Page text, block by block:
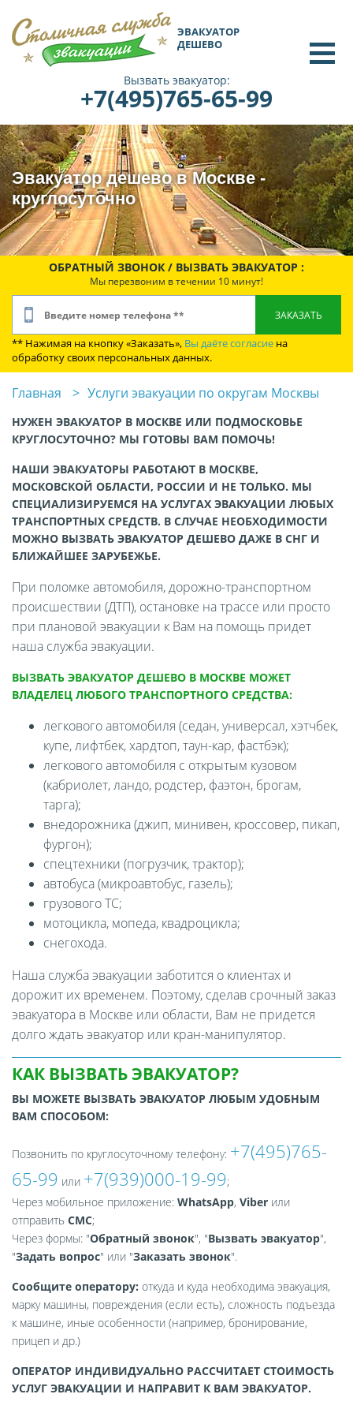
ЭВАКУАТОР
ДЕШЕВО
Вызвать эвакуатор:
+7(495)765-65-99
Эвакуатор дешево в Москве -
круглосуточно
ОБРАТНЫЙ ЗВОНОК / ВЫЗВАТЬ ЭВАКУАТОР :
Мы перезвоним в течении 10 минут!
** Нажимая на кнопку «Заказать», Вы даёте согласие на
обработку своих персональных данных.
Главная Услуги эвакуации по округам Москвы
НУЖЕН ЭВАКУАТОР В МОСКВЕ ИЛИ ПОДМОСКОВЬЕ
КРУГЛОСУТОЧНО? МЫ ГОТОВЫ ВАМ ПОМОЧЬ!
НАШИ ЭВАКУАТОРЫ РАБОТАЮТ В МОСКВЕ,
МОСКОВСКОЙ ОБЛАСТИ, РОССИИ И НЕ ТОЛЬКО. МЫ
СПЕЦИАЛИЗИРУЕМСЯ НА УСЛУГАХ ЭВАКУАЦИИ ЛЮБЫХ
ТРАНСПОРТНЫХ СРЕДСТВ. В СЛУЧАЕ НЕОБХОДИМОСТИ
МОЖНО ВЫЗВАТЬ ЭВАКУАТОР ДЕШЕВО ДАЖЕ В СНГ И
БЛИЖАЙШЕЕ ЗАРУБЕЖЬЕ.
При поломке автомобиля, дорожно-транспортном
происшествии (ДТП), остановке на трассе или просто
при плановой эвакуации к Вам на помощь придет
наша служба эвакуации.
ВЫЗВАТЬ ЭВАКУАТОР ДЕШЕВО В МОСКВЕ МОЖЕТ
ВЛАДЕЛЕЦ ЛЮБОГО ТРАНСПОРТНОГО СРЕДСТВА:
легкового автомобиля (седан, универсал, хэтчбек,
купе, лифтбек, хардтоп, таун-кар, фастбэк);
легкового автомобиля с открытым кузовом
(кабриолет, ландо, родстер, фаэтон, брогам,
тарга);
внедорожника (джип, минивен, кроссовер, пикап,
фургон);
спецтехники (погрузчик, трактор);
автобуса (микроавтобус, газель);
грузового ТС;
мотоцикла, мопеда, квадроцикла;
снегохода.
Наша служба эвакуации заботится о клиентах и
дорожит их временем. Поэтому, сделав срочный заказ
эвакуатора в Москве или области, Вам не придется
долго ждать эвакуатор или кран-манипулятор.
КАК ВЫЗВАТЬ ЭВАКУАТОР?
ВЫ МОЖЕТЕ ВЫЗВАТЬ ЭВАКУАТОР ЛЮБЫМ УДОБНЫМ
ВАМ СПОСОБОМ:
Позвонить по круглосуточному телефону: +7(495)765-
65-99 или +7(939)000-19-99;
Через мобильное приложение: WhatsApp, Viber или
отправить СМС;
Через формы: "Обратный звонок", "Вызвать эвакуатор",
"Задать вопрос" или "Заказать звонок".
Сообщите оператору: откуда и куда необходима эвакуация,
марку машины, повреждения (если есть), сложность подъезда
к машине, иные особенности (например, бронирование,
прицеп и др.)
ОПЕРАТОР ИНДИВИДУАЛЬНО РАССЧИТАЕТ СТОИМОСТЬ
УСЛУГ ЭВАКУАЦИИ И НАПРАВИТ К ВАМ ЭВАКУАТОР.